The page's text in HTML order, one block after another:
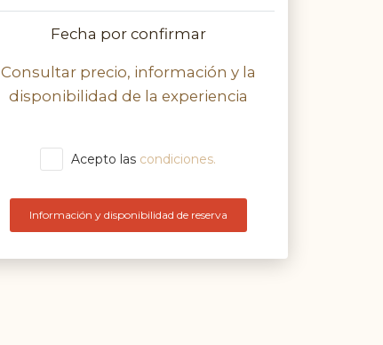
Fecha por confirmar
Consultar precio, información y la
disponibilidad de la experiencia
Acepto las condiciones.